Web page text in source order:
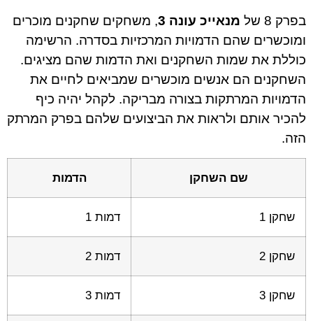
בפרק 8 של מנאייכ עונה 3
, משחקים שחקנים מוכרים
ומוכשרים שהם הדמויות המרכזיות בסדרה. הרשימה
כוללת את שמות השחקנים ואת הדמות שהם מציגים.
השחקנים הם אנשים מוכשרים שמביאים לחיים את
הדמויות המרתקות בצורה מבריקה. לקהל יהיה כיף
להכיר אותם ולראות את הביצועים שלהם בפרק המרתק
הזה.
שם השחקן הדמות
שחקן 1 דמות 1
שחקן 2 דמות 2
שחקן 3 דמות 3